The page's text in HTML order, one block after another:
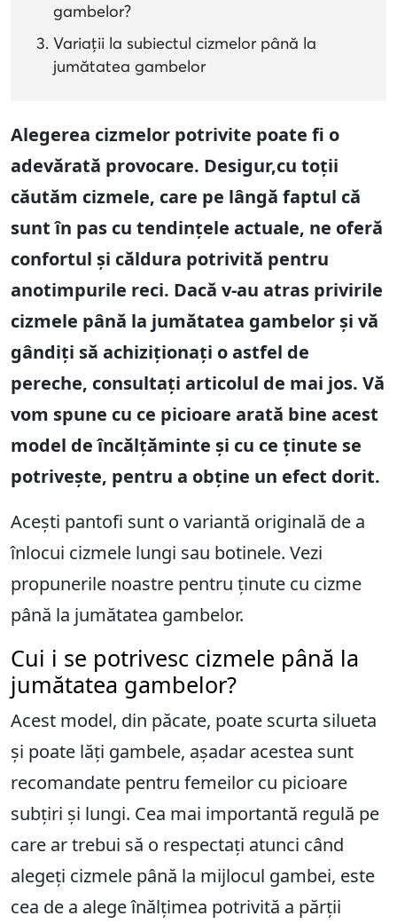
gambelor?
Variații la subiectul cizmelor până la
jumătatea gambelor
Alegerea cizmelor potrivite poate fi o
adevărată provocare. Desigur,cu toții
căutăm cizmele, care pe lângă faptul că
sunt în pas cu tendințele actuale, ne oferă
confortul și căldura potrivită pentru
anotimpurile reci. Dacă v-au atras privirile
cizmele până la jumătatea gambelor și vă
gândiți să achiziționați o astfel de
pereche, consultați articolul de mai jos. Vă
vom spune cu ce picioare arată bine acest
model de încălțăminte și cu ce ținute se
potrivește, pentru a obține un efect dorit.
Acești pantofi sunt o variantă originală de a
înlocui cizmele lungi sau botinele. Vezi
propunerile noastre pentru ținute cu cizme
până la jumătatea gambelor.
Cui i se potrivesc cizmele până la
jumătatea gambelor?
Acest model, din păcate, poate scurta silueta
și poate lăți gambele, așadar acestea sunt
recomandate pentru femeilor cu picioare
subțiri și lungi. Cea mai importantă regulă pe
care ar trebui să o respectați atunci când
alegeți cizmele până la mijlocul gambei, este
cea de a alege înălțimea potrivită a părții